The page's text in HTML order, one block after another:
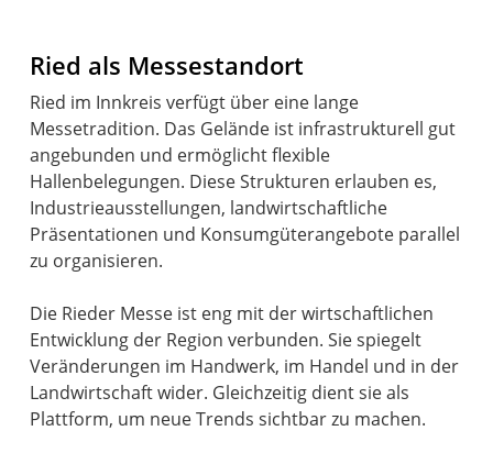
Ried als Messestandort
Ried im Innkreis verfügt über eine lange
Messetradition. Das Gelände ist infrastrukturell gut
angebunden und ermöglicht flexible
Hallenbelegungen. Diese Strukturen erlauben es,
Industrieausstellungen, landwirtschaftliche
Präsentationen und Konsumgüterangebote parallel
zu organisieren.
Die Rieder Messe ist eng mit der wirtschaftlichen
Entwicklung der Region verbunden. Sie spiegelt
Veränderungen im Handwerk, im Handel und in der
Landwirtschaft wider. Gleichzeitig dient sie als
Plattform, um neue Trends sichtbar zu machen.